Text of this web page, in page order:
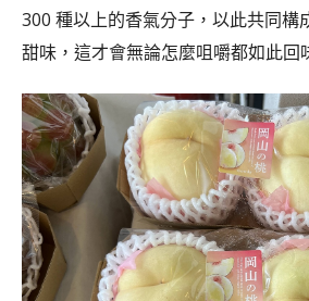
300 種以上的香氣分子，以此共同構
甜味，這才會無論怎麼咀嚼都如此回